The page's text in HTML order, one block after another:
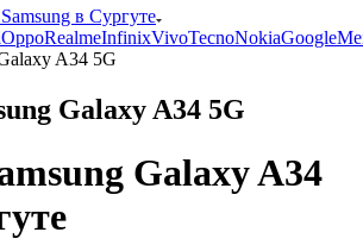
в Сургуте
OppoRealmeInfinixVivoTecnoNokiaGoogle
A34 5G
Galaxy A34 5G
Galaxy A34